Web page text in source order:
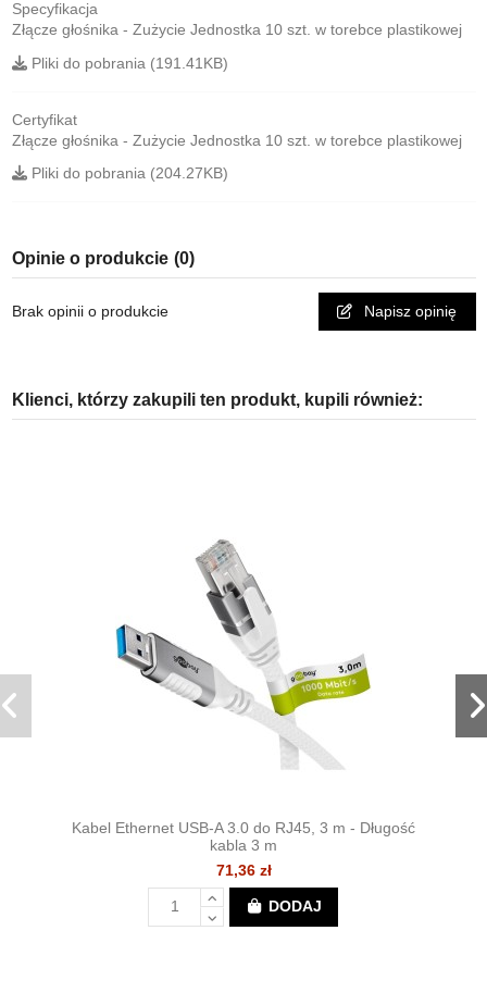
Specyfikacja
Złącze głośnika - Zużycie Jednostka 10 szt. w torebce plastikowej
Pliki do pobrania (191.41KB)
Certyfikat
Złącze głośnika - Zużycie Jednostka 10 szt. w torebce plastikowej
Pliki do pobrania (204.27KB)
Opinie o produkcie (0)
Brak opinii o produkcie Napisz opinię
Klienci, którzy zakupili ten produkt, kupili również:
Kabel Ethernet USB-A 3.0 do RJ45, 3 m - Długość
kabla 3 m
71,36 zł
DODAJ